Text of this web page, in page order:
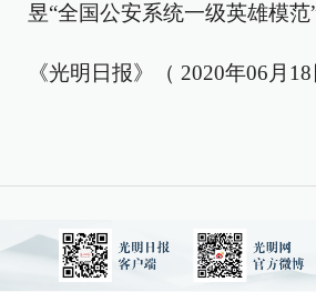
昱“全国公安系统一级英雄模范
《光明日报》（ 2020年06月18